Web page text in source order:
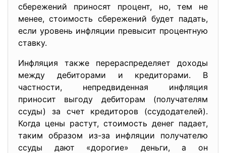
сбережений приносят процент, но, тем не
менее, стоимость сбережений будет падать,
если уровень инфляции превысит процентную
ставку.
Инфляция также перераспределяет доходы
между дебиторами и кредиторами. В
частности, непредвиденная инфляция
приносит выгоду дебиторам (получателям
ссуды) за счет кредиторов (ссудодателей).
Когда цены растут, стоимость денег падает,
таким образом из-за инфляции получателю
ссуды дают «дорогие» деньги, а он